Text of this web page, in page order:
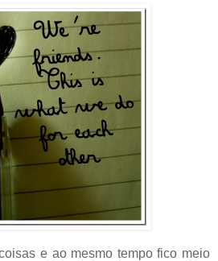
e ao mesmo tempo fico meio